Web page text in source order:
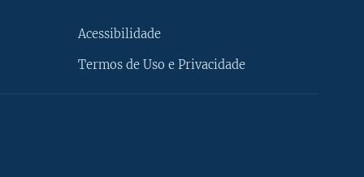
Acessibilidade
Termos de Uso e Privacidade